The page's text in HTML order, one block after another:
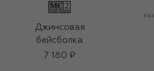
Джинсовая
бейсболка
7 180 ₽